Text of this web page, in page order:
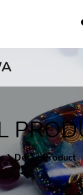
Detail Product